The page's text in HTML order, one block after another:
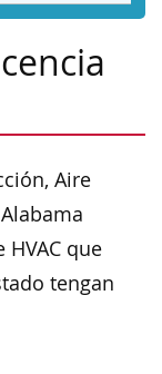
Aire
que
tengan